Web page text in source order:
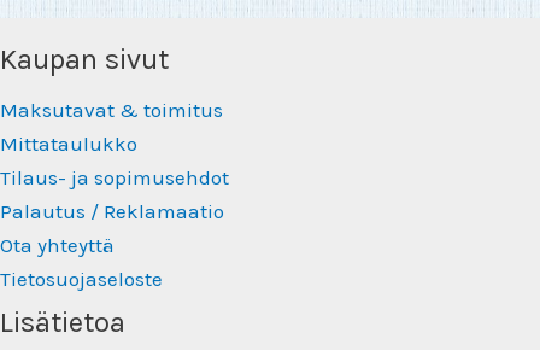
Kaupan sivut
Maksutavat & toimitus
Mittataulukko
Tilaus- ja sopimusehdot
Palautus / Reklamaatio
Ota yhteyttä
Tietosuojaseloste
Lisätietoa